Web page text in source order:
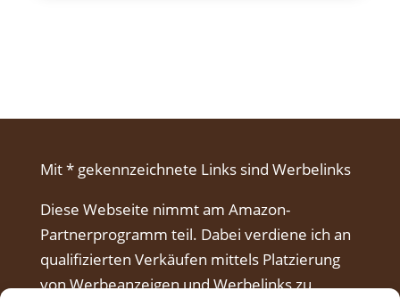
Mit * gekennzeichnete Links sind Werbelinks
Diese Webseite nimmt am Amazon-
Partnerprogramm teil. Dabei verdiene ich an
qualifizierten Verkäufen mittels Platzierung
von Werbeanzeigen und Werbelinks zu